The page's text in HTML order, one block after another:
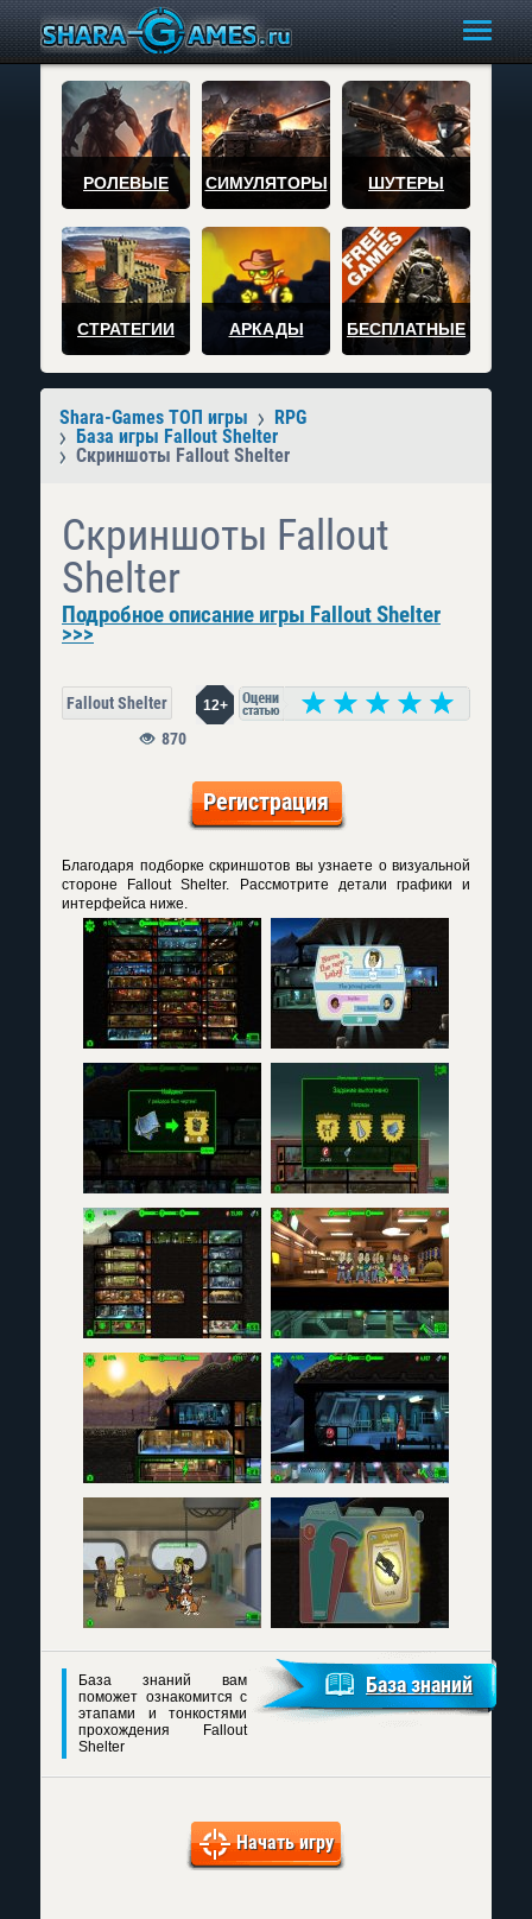
РОЛЕВЫЕ СИМУЛЯТОРЫ ШУТЕРЫ
СТРАТЕГИИ АРКАДЫ БЕСПЛАТНЫЕ
Shara-Games ТОП игры
RPG
База игры Fallout Shelter
Скриншоты Fallout Shelter
Скриншоты Fallout
Shelter
Подробное описание игры Fallout Shelter
>>>
Fallout Shelter 12+
870
Регистрация
Благодаря подборке скриншотов вы узнаете о визуальной
стороне Fallout Shelter. Рассмотрите детали графики и
интерфейса ниже.
База знаний вам
поможет ознакомится с
этапами и тонкостями
прохождения Fallout
Shelter
База знаний
Начать игру